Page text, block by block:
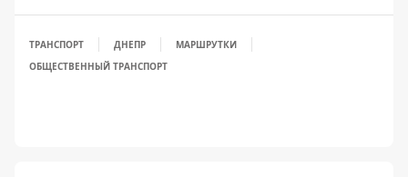
ТРАНСПОРТ ДНЕПР
МАРШРУТКИ
ОБЩЕСТВЕННЫЙ ТРАНСПОРТ